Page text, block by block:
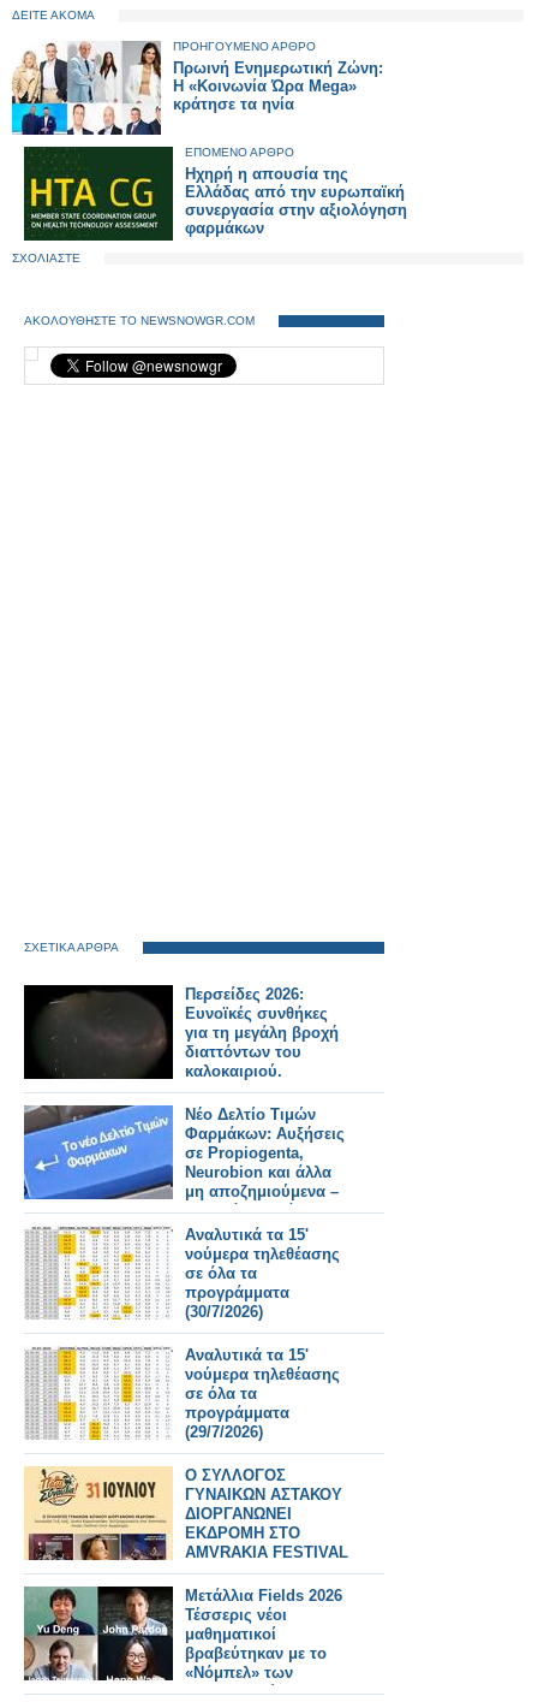
ΔΕΙΤΕ ΑΚΟΜΑ
ΠΡΟΗΓΟΥΜΕΝΟ ΑΡΘΡΟ
Πρωινή Ενημερωτική Ζώνη:
Η «Κοινωνία Ώρα Mega»
κράτησε τα ηνία
ΕΠΟΜΕΝΟ ΑΡΘΡΟ
Ηχηρή η απουσία της
Ελλάδας από την ευρωπαϊκή
συνεργασία στην αξιολόγηση
φαρμάκων
ΣΧΟΛΙΑΣΤΕ
ΑΚΟΛΟΥΘΗΣΤΕ ΤΟ NEWSNOWGR.COM
ΣΧΕΤΙΚΑ ΑΡΘΡΑ
Περσείδες 2026:
Ευνοϊκές συνθήκες
για τη μεγάλη βροχή
διαττόντων του
καλοκαιριού.
Νέο Δελτίο Τιμών
Φαρμάκων: Αυξήσεις
σε Propiogenta,
Neurobion και άλλα
μη αποζημιούμενα –
Τι αλλάζει από
31/7/2026
Αναλυτικά τα 15'
νούμερα τηλεθέασης
σε όλα τα
προγράμματα
(30/7/2026)
Αναλυτικά τα 15'
νούμερα τηλεθέασης
σε όλα τα
προγράμματα
(29/7/2026)
Ο ΣΥΛΛΟΓΟΣ
ΓΥΝΑΙΚΩΝ ΑΣΤΑΚΟΥ
ΔΙΟΡΓΑΝΩΝΕΙ
ΕΚΔΡΟΜΗ ΣΤΟ
AMVRAKIA FESTIVAL
ΣΤΙΣ 31/7/2026 ΣΤΗ
ΣΥΝΑΥΛΙΑ
ΧΑΤΖΗΦΡΑΓΚΕΤΑ
ΚΑΡΑΠΑΤΑΚΗ ΠΥΞ
ΛΑΞ
Μετάλλια Fields 2026
Τέσσερις νέοι
μαθηματικοί
βραβεύτηκαν με το
«Νόμπελ» των
Μαθηματικών